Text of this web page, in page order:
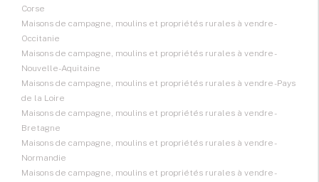
Corse
Maisons de campagne, moulins et propriétés rurales à vendre -
Occitanie
Maisons de campagne, moulins et propriétés rurales à vendre -
Nouvelle-Aquitaine
Maisons de campagne, moulins et propriétés rurales à vendre - Pays
de la Loire
Maisons de campagne, moulins et propriétés rurales à vendre -
Bretagne
Maisons de campagne, moulins et propriétés rurales à vendre -
Normandie
Maisons de campagne, moulins et propriétés rurales à vendre -